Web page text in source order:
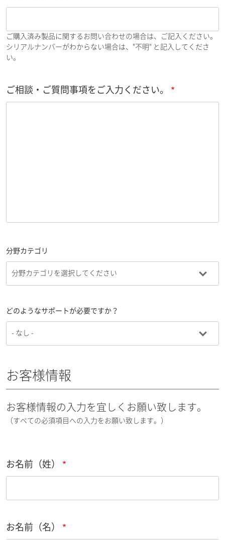
ご購入済み製品に関するお問い合わせの場合は、ご記入ください。
シリアルナンバーがわからない場合は、"不明" と記入してくださ
い。
ご相談・ご質問事項をご入力ください。
分野カテゴリ
どのようなサポートが必要ですか？
お客様情報
お客様情報の入力を宜しくお願い致します。
（すべての必須項目への入力をお願い致します。）
お名前（姓）
お名前（名）